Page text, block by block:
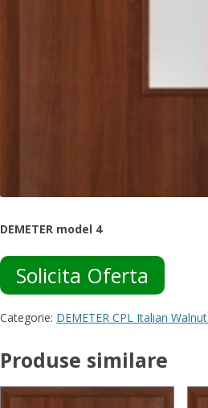
DEMETER model 4
Solicita Oferta
Categorie: DEMETER CPL Italian
Produse similare